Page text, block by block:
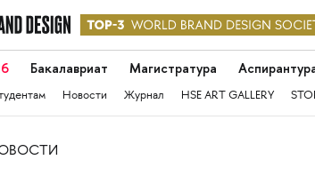
Бакалавриат Магистратура
Новости Журнал HSE ART GALLERY